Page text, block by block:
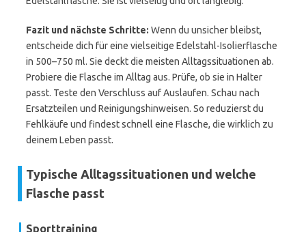
Fazit und nächste Schritte: Wenn du unsicher bleibst,
entscheide dich für eine vielseitige Edelstahl-Isolierflasche
in 500–750 ml. Sie deckt die meisten Alltagssituationen ab.
Probiere die Flasche im Alltag aus. Prüfe, ob sie in Halter
passt. Teste den Verschluss auf Auslaufen. Schau nach
Ersatzteilen und Reinigungshinweisen. So reduzierst du
Fehlkäufe und findest schnell eine Flasche, die wirklich zu
deinem Leben passt.
Typische Alltagssituationen und welche
Flasche passt
Sporttraining